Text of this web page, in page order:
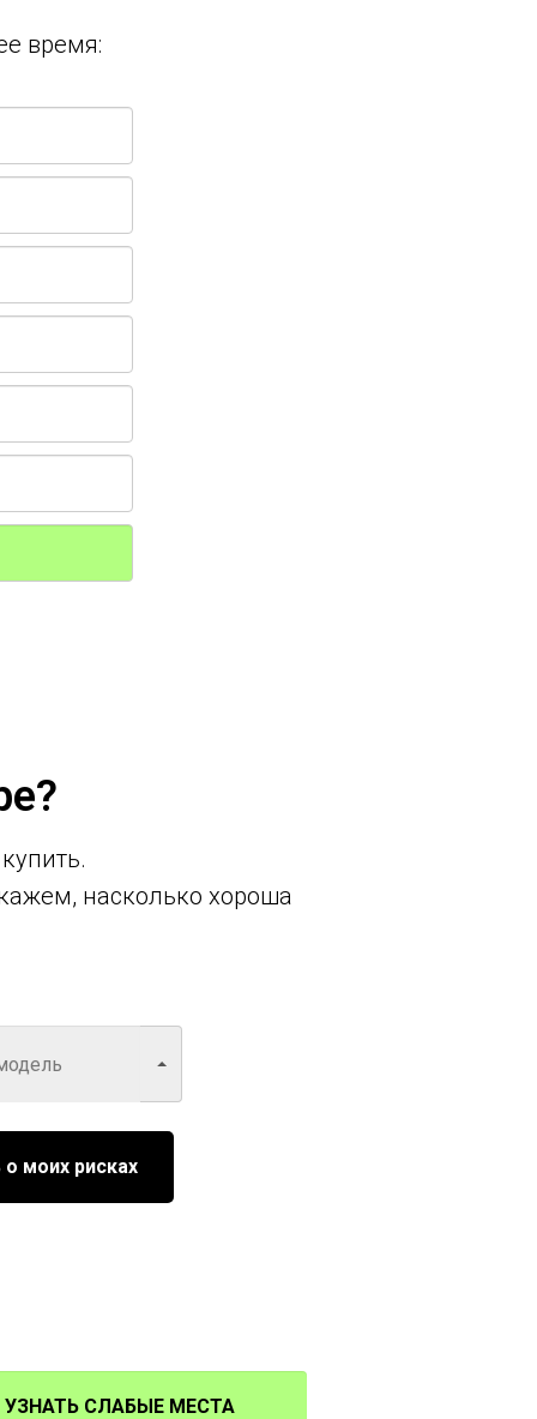
время:
насколько хороша
о моих рисках
УЗНАТЬ СЛАБЫЕ МЕСТА